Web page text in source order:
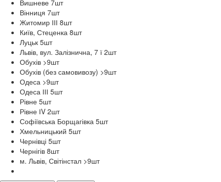
Вишневе 7шт
Вінниця 7шт
Житомир ІІІ 8шт
Київ, Стеценка 8шт
Луцьк 5шт
Львів, вул. Залізнична, 7 ї 2шт
Обухів >9шт
Обухів (без самовивозу) >9шт
Одеса >9шт
Одеса ІІІ 5шт
Рівне 5шт
Рівне ІV 2шт
Софіївська Борщагівка 5шт
Хмельницький 5шт
Чернівці 5шт
Чернігів 8шт
м. Львів, Світінстал >9шт